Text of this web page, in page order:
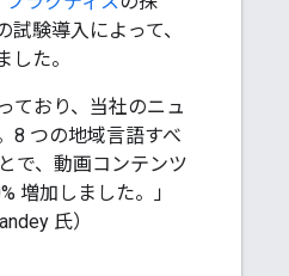
試験導入によって、
た。
ており、当社のニュ
8 つの地域言語すべ
で、動画コンテンツ
増加しました。」
氏）